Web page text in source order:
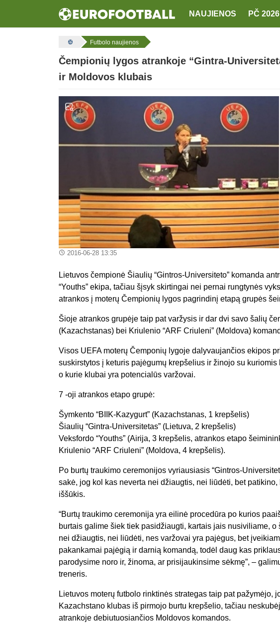
NAUJIENOS PČ 2026
Futbolo naujienos
Čempionių lygos atrankoje “Gintra-
ir Moldovos klubais
2016-06-28 13:35
Lietuvos čempionė Šiaulių “Gintros-Universiteto” komanda
“Youths” ekipa, tačiau šįsyk skirtingai nei pernai rungtynės
atrankos į moterų Čempionių lygos pagrindinį etapą grupės
Šioje atrankos grupėje taip pat varžysis ir dar dvi savo šalių
(Kazachstanas) bei Kriulenio “ARF Criuleni” (Moldova)
Visos UEFA moterų Čemponių lygoje dalyvaujančios ekipos
suskirstytos į keturis pajėgumų krepšelius ir žinojo su
o kurie klubai yra potencialūs varžovai.
7 -oji atrankos etapo grupė:
Šymkento “BIIK-Kazygurt” (Kazachstanas, 1 krepšelis)
Šiaulių “Gintra-Universitetas” (Lietuva, 2 krepšelis)
Veksfordo “Youths” (Airija, 3 krepšelis, atrankos etapo
Kriulenio “ARF Criuleni” (Moldova, 4 krepšelis).
Po burtų traukimo ceremonijos vyriausiasis “Gintros-
sakė, jog kol kas neverta nei džiaugtis, nei liūdėti, bet
iššūkis.
“Burtų traukimo ceremonija yra eilinė procedūra po kurios
burtais galime šiek tiek pasidžiaugti, kartais jais nusiviliame,
nei džiaugtis, nei liūdėti, nes varžovai yra pajėgus, bet
pakankamai pajėgią ir darnią komandą, todėl daug kas
parodysime noro ir, žinoma, ar prisijaukinsime sėkmę”, –
treneris.
Lietuvos moterų futbolo rinktinės strategas taip pat pažymėjo,
Kazachstano klubas iš pirmojo burtu krepšelio, tačiau
atrankoje debiutuosiančios Moldovos komandos.